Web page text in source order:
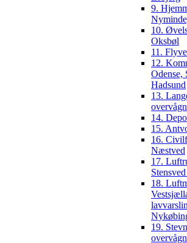
9.
10.
Oksbøl
11.
12.
Odense,
Hadsund
13.
14.
15.
16.
Næstved
17.
18.
19.